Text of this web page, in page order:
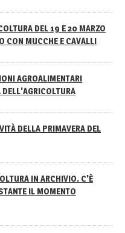
DEL 19 E 20 MARZO
CON MUCCHE E CAVALLI
AGROALIMENTARI
DELLA PRIMAVERA DEL
IN ARCHIVIO. C'È
IL MOMENTO